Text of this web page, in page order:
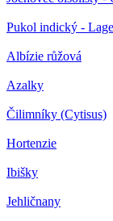
Pukol indický -
Albízie růžová
Azalky
Čilimníky (Cytisus)
Hortenzie
Ibišky
Jehličnany